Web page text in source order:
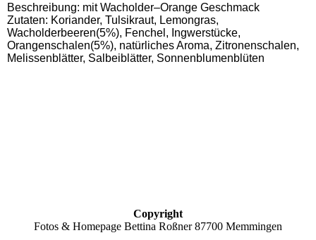
Beschreibung: mit Wacholder–Orange Geschmack
Zutaten: Koriander, Tulsikraut, Lemongras,
Wacholderbeeren(5%), Fenchel, Ingwerstücke,
Orangenschalen(5%), natürliches Aroma, Zitronenschalen,
Melissenblätter, Salbeiblätter, Sonnenblumenblüten
Copyright
Fotos & Homepage Bettina Roßner 87700 Memmingen